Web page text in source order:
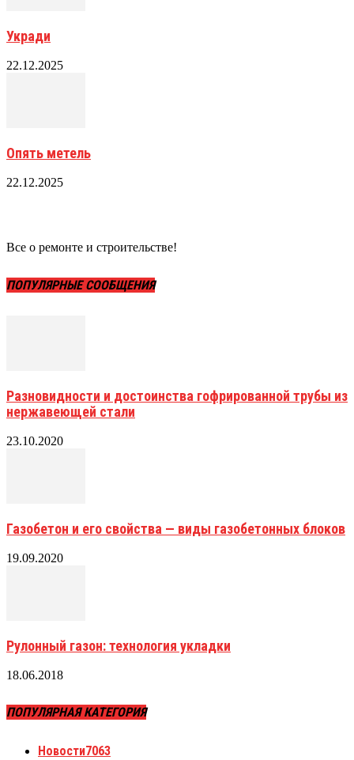
Укради
22.12.2025
Опять метель
22.12.2025
Все о ремонте и строительстве!
ПОПУЛЯРНЫЕ СООБЩЕНИЯ
Разновидности и достоинства гофрированной трубы из
нержавеющей стали
23.10.2020
Газобетон и его свойства — виды газобетонных блоков
19.09.2020
Рулонный газон: технология укладки
18.06.2018
ПОПУЛЯРНАЯ КАТЕГОРИЯ
Новости7063